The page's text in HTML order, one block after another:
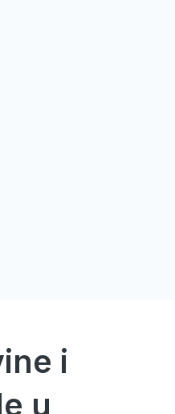
i
u